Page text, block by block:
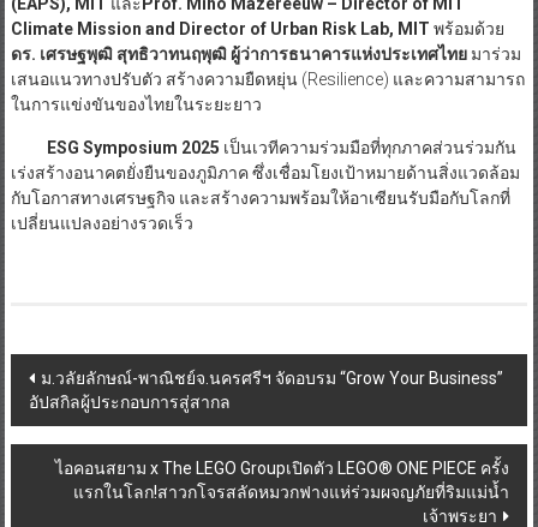
Climate Mission and Director of Urban Risk Lab, MIT พร้อมด้วย
ดร. เศรษฐพุฒิ สุทธิวาทนฤพุฒิ ผู้ว่าการธนาคารแห่งประเทศไทยมาร่วม
เสนอแนวทางปรับตัว สร้างความยืดหยุ่น (Resilience) และความสามารถ
ในการแข่งขันของไทยในระยะยาว
ESG Symposium 2025 เป็นเวทีความร่วมมือที่ทุกภาคส่วนร่วมกัน
เร่งสร้างอนาคตยั่งยืนของภูมิภาค ซึ่งเชื่อมโยงเป้าหมายด้านสิ่งแวดล้อม
กับโอกาสทางเศรษฐกิจ และสร้างความพร้อมให้อาเซียนรับมือกับโลกที่
เปลี่ยนแปลงอย่างรวดเร็ว
Post
navigation
ม.วลัยลักษณ์-พาณิชย์จ.นครศรีฯ จัดอบรม “Grow Your Business”
อัปสกิลผู้ประกอบการสู่สากล
ไอคอนสยาม x The LEGO Groupเปิดตัว LEGO® ONE PIECE ครั้ง
แรกในโลก!สาวกโจรสลัดหมวกฟางแห่ร่วมผจญภัยที่ริมแม่น้ำ
เจ้าพระยา